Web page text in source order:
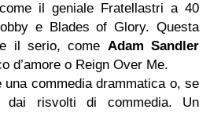
il geniale Fratellastri a 40
e Blades of Glory. Questa
il serio, come Adam Sandler
d’amore o Reign Over Me.
commedia drammatica o, se
dai risvolti di commedia. Un